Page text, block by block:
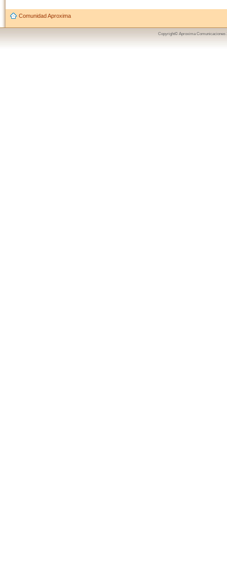
Comunidad Aproxima
Copyright© Aproxima Comunicaciones